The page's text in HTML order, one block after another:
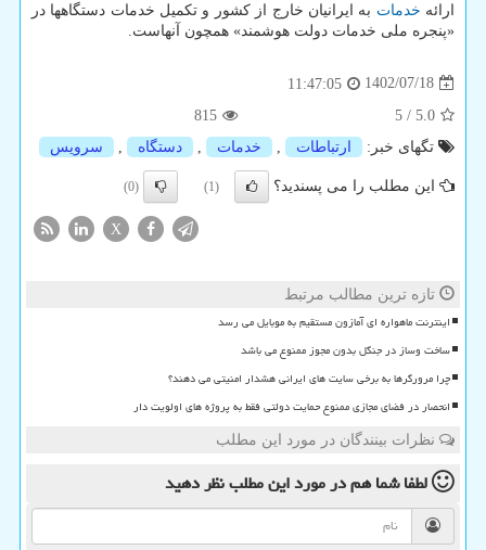
ارائه خدمات به ایرانیان خارج از کشور و تکمیل خدمات دستگاهها در
«پنجره ملی خدمات دولت هوشمند» همچون آنهاست.
1402/07/18
11:47:05
5.0
/
5
815
تگهای خبر:
ارتباطات خدمات دستگاه سرویس
این مطلب را می پسندید؟ (1)
(0)
X
تازه ترین مطالب مرتبط
اینترنت ماهواره ای آمازون مستقیم به موبایل می رسد
ساخت وساز در جنگل بدون مجوز ممنوع می باشد
چرا مرورگرها به برخی سایت های ایرانی هشدار امنیتی می دهند؟
انحصار در فضای مجازی ممنوع حمایت دولتی فقط به پروژه های اولویت دار
نظرات بینندگان در مورد این مطلب
لطفا شما همدر مورد این مطلبنظر دهید